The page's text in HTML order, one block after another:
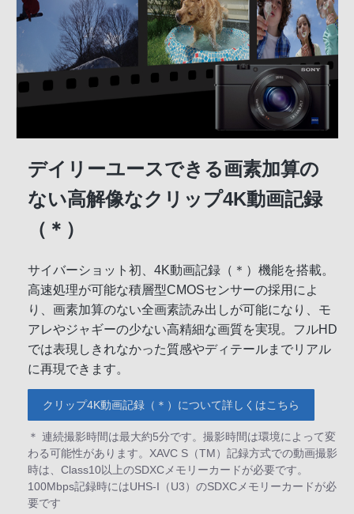
デイリーユースできる画素加算の
ない高解像なクリップ4K動画記録
（＊）
サイバーショット初、4K動画記録（＊）機能を搭載。
高速処理が可能な積層型CMOSセンサーの採用によ
り、画素加算のない全画素読み出しが可能になり、モ
アレやジャギーの少ない高精細な画質を実現。フルHD
では表現しきれなかった質感やディテールまでリアル
に再現できます。
クリップ4K動画記録（＊）について詳しくはこちら
＊ 連続撮影時間は最大約5分です。撮影時間は環境によって変
わる可能性があります。XAVC S（TM）記録方式での動画撮影
時は、Class10以上のSDXCメモリーカードが必要です。
100Mbps記録時にはUHS-I（U3）のSDXCメモリーカードが必
要です